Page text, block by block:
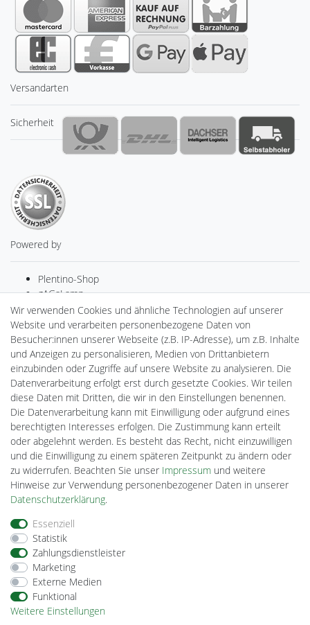
Versandarten
Sicherheit
Powered by
Plentino-Shop
gAGaLamp
Drohnenstore24
MeinUSB
Batteriespeicher
PlentiSolar
Gebrauchtlicht
Ledkauf
DEYESOLAR
Lightech Connect
CardanLight Europe
FORTIMO LEDs
Cardanlight-Shop
Wallbox24
Impressum
Barrierefreiheitserklärung
Wir verwenden Cookies und ähnliche Technologien auf unserer
Website und verarbeiten personenbezogene Daten von
Besucher:innen unserer Webseite (z.B. IP-Adresse), um z.B. Inhalte
und Anzeigen zu personalisieren, Medien von Drittanbietern
einzubinden oder Zugriffe auf unsere Website zu analysieren. Die
Datenverarbeitung erfolgt erst durch gesetzte Cookies. Wir teilen
diese Daten mit Dritten, die wir in den Einstellungen benennen.
Die Datenverarbeitung kann mit Einwilligung oder aufgrund eines
berechtigten Interesses erfolgen. Die Zustimmung kann erteilt
oder abgelehnt werden. Es besteht das Recht, nicht einzuwilligen
und die Einwilligung zu einem späteren Zeitpunkt zu ändern oder
zu widerrufen. Beachten Sie unser Impressum und weitere
Hinweise zur Verwendung personenbezogener Daten in unserer
Daten­schutz­erklärung.
Essenziell
Statistik
Zahlungsdienstleister
Marketing
Externe Medien
Funktional
Weitere Einstellungen